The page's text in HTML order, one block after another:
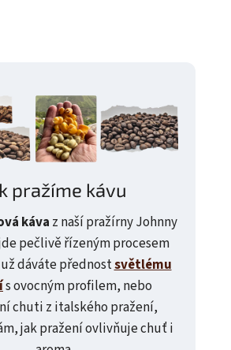
pražíme kávu
káva z naší pražírny Johnny
pečlivě řízeným procesem
dáváte přednostsvětlému
s ovocným profilem, nebo
chuti z italského pražení,
jak pražení ovlivňuje chuť i